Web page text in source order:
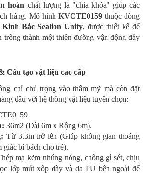
hoàn chất lượng là "chìa khóa" giúp các
hàng. Mô hình KVCTE0159 thuộc dòng
Kinh Bắc Sealion Unity, được thiết kế để
trống thành một thiên đường vận động đầy
Cấu tạo vật liệu cao cấp
chỉ chú trọng vào thẩm mỹ mà còn đặt
đầu với hệ thống vật liệu tuyển chọn:
36m2 (Dài 6m x Rộng 6m).
Từ 3.3m trở lên (Giúp không gian thoáng
giác bí bách cho trẻ).
mạ kẽm nhúng nóng, chống gỉ sét, chịu
lớp mút xốp dày và da PU bên ngoài để